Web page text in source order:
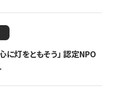
灯をともそう」 認定NPO